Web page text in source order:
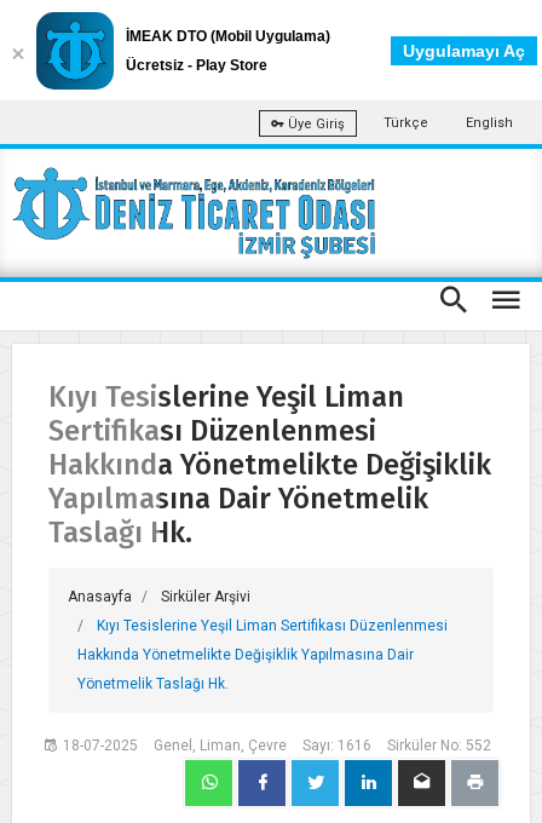
Üye Giriş Türkçe English
Kıyı Tesislerine Yeşil Liman
Sertifikası Düzenlenmesi
Hakkında Yönetmelikte Değişiklik
Yapılmasına Dair Yönetmelik
Taslağı Hk.
Anasayfa
Sirküler Arşivi
Kıyı Tesislerine Yeşil Liman Sertifikası Düzenlenmesi
Hakkında Yönetmelikte Değişiklik Yapılmasına Dair
Yönetmelik Taslağı Hk.
18-07-2025 Genel, Liman, Çevre Sayı: 1616 Sirküler No: 552
İMEAK DTO (Mobil Uygulama)
Ücretsiz - Play Store
Uygulamayı Aç